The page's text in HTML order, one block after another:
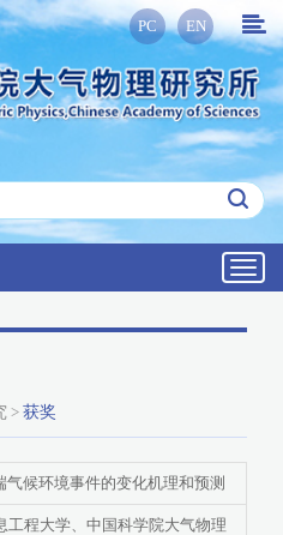
PC EN
> 获奖
候环境事件的变化机理和预测
工程大学、中国科学院大气物理